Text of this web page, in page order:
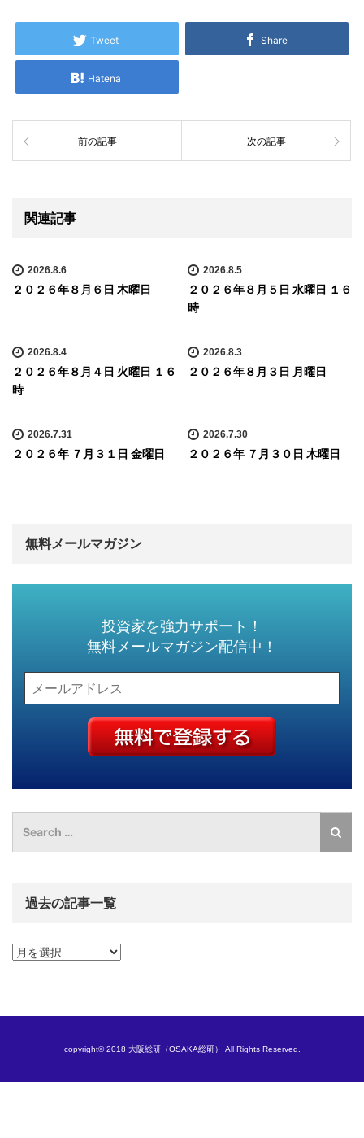
Tweet Share
Hatena
前の記事 次の記事
関連記事
2026.8.6
２０２６年８月６日 木曜日
2026.8.5
２０２６年８月５日 水曜日 １６
時
2026.8.4
２０２６年８月４日 火曜日 １６
時
2026.8.3
２０２６年８月３日 月曜日
2026.7.31
２０２６年 ７月３１日 金曜日
2026.7.30
２０２６年 ７月３０日 木曜日
無料メールマガジン
投資家を強力サポート！
無料メールマガジン配信中！
過去の記事一覧
過
事
copyright© 2018 大阪総研（OSAKA総研） All Rights Reserved.